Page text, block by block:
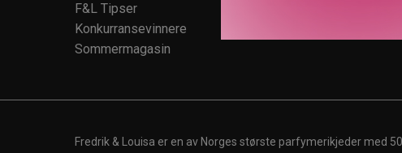
F&L Tipser
Konkurransevinnere
Sommermagasin
Fredrik & Louisa er en av Norges største parfymerikjeder med